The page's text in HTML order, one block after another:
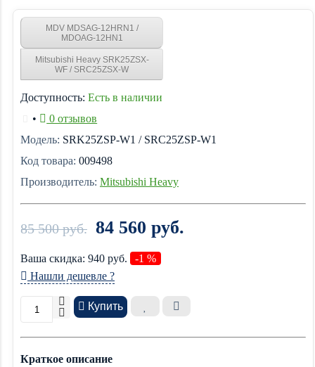
MDV MDSAG-12HRN1 /
MDOAG-12HN1
Mitsubishi Heavy SRK25ZSX-
WF / SRC25ZSX-W
Доступность: Есть в наличии
•
0 отзывов
Модель: SRK25ZSP-W1 / SRC25ZSP-W1
Код товара: 009498
Производитель: Mitsubishi Heavy
85 500 руб. 84 560 руб.
Ваша cкидка: 940 руб.
-1 %
Нашли дешевле ?
Купить
Краткое описание